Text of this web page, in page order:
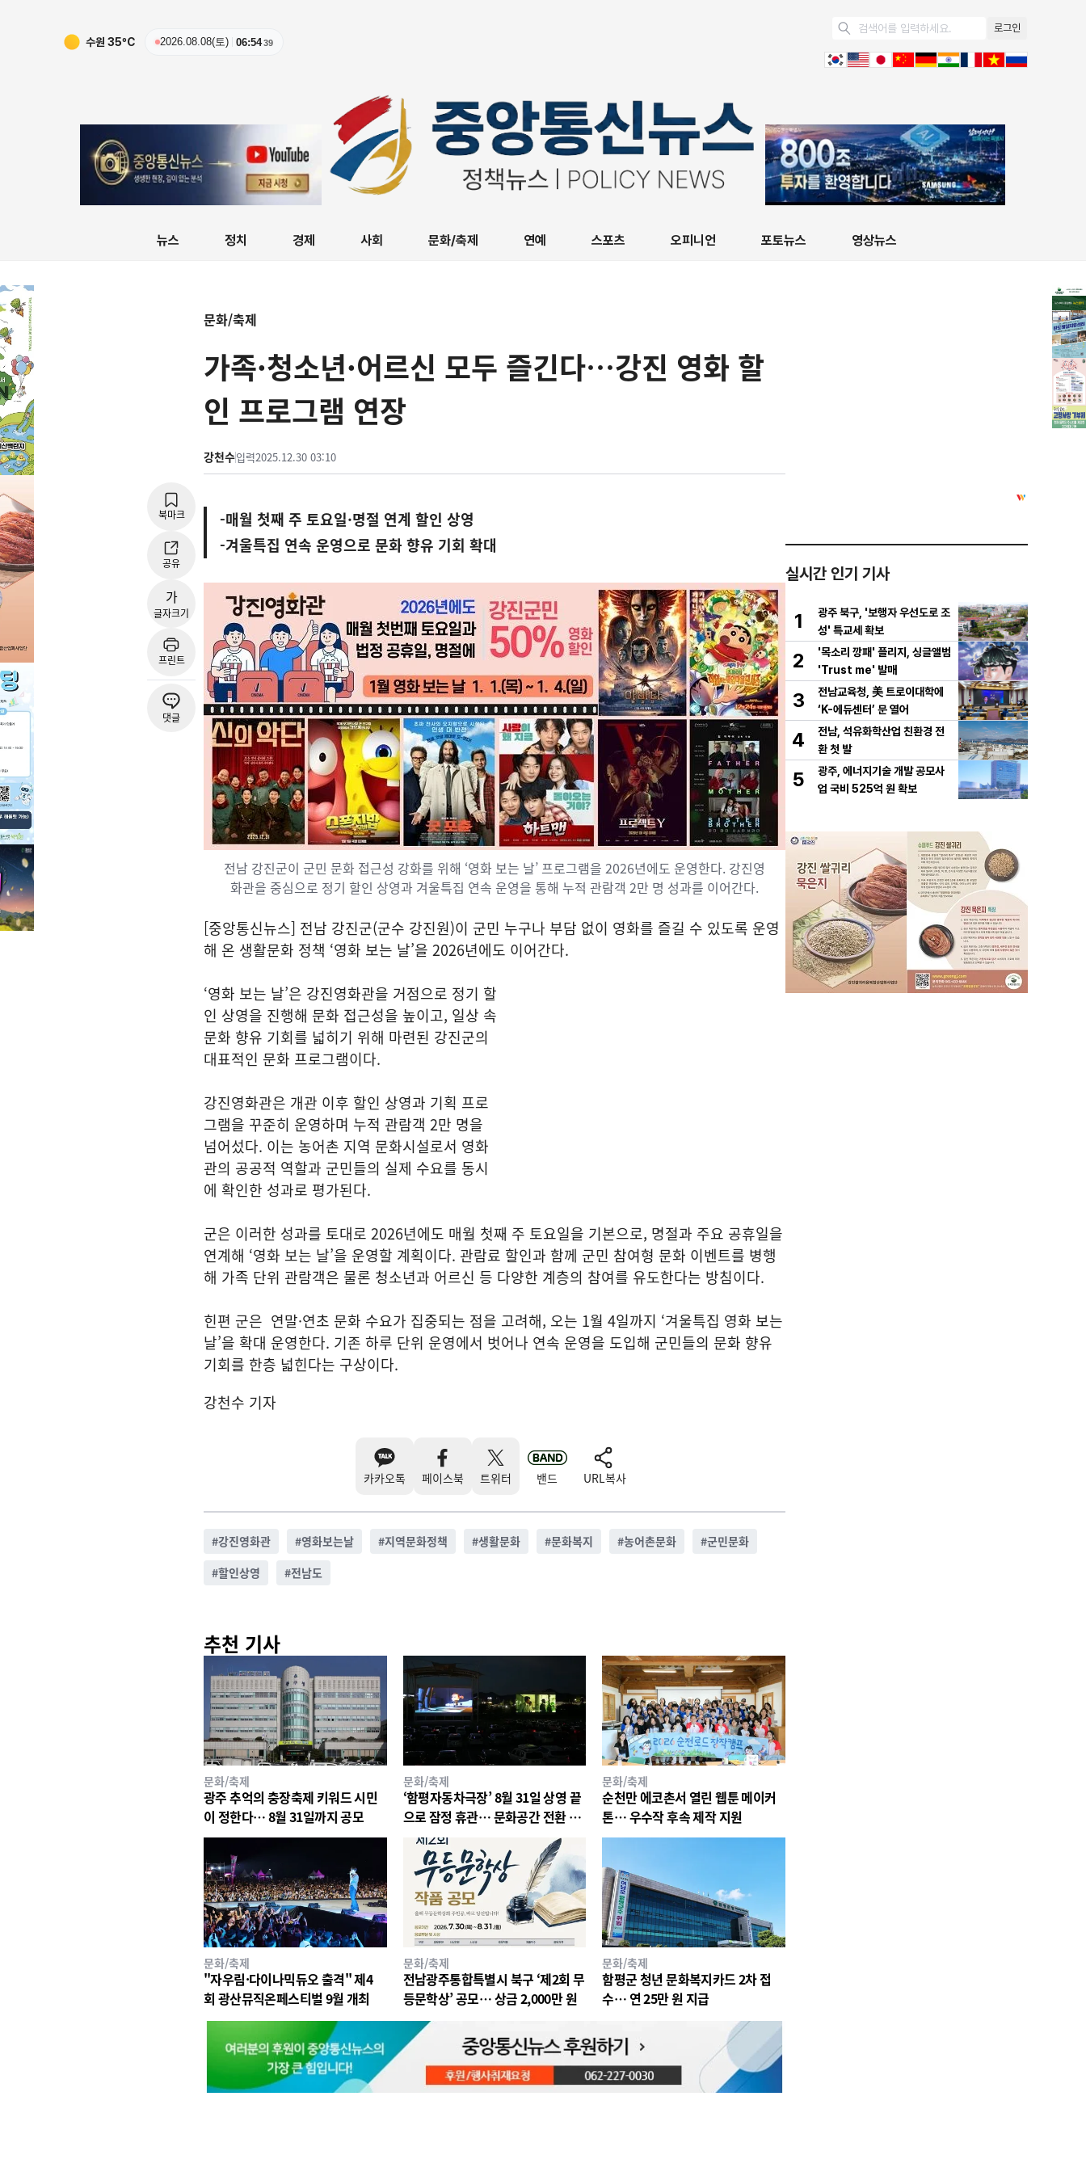
수원 35ºC 2026.08.08(토) 06:5440
로그인
뉴스 정치 경제 사회 문화/축제 연예 스포츠 오피니언 포토뉴스 영상뉴스
문화/축제
가족·청소년·어르신 모두 즐긴다…강진 영화 할
인 프로그램 연장
강천수입력2025.12.30 03:10
북마크
공유
가
글자크기
프린트
댓글
-매월 첫째 주 토요일·명절 연계 할인 상영
-겨울특집 연속 운영으로 문화 향유 기회 확대
전남 강진군이 군민 문화 접근성 강화를 위해 ‘영화 보는 날’ 프로그램을 2026년에도 운영한다. 강진영
화관을 중심으로 정기 할인 상영과 겨울특집 연속 운영을 통해 누적 관람객 2만 명 성과를 이어간다.
[중앙통신뉴스] 전남 강진군(군수 강진원)이 군민 누구나 부담 없이 영화를 즐길 수 있도록 운영
해 온 생활문화 정책 ‘영화 보는 날’을 2026년에도 이어간다.
‘영화 보는 날’은 강진영화관을 거점으로 정기 할
인 상영을 진행해 문화 접근성을 높이고, 일상 속
문화 향유 기회를 넓히기 위해 마련된 강진군의
대표적인 문화 프로그램이다.
강진영화관은 개관 이후 할인 상영과 기획 프로
그램을 꾸준히 운영하며 누적 관람객 2만 명을
넘어섰다. 이는 농어촌 지역 문화시설로서 영화
관의 공공적 역할과 군민들의 실제 수요를 동시
에 확인한 성과로 평가된다.
군은 이러한 성과를 토대로 2026년에도 매월 첫째 주 토요일을 기본으로, 명절과 주요 공휴일을
연계해 ‘영화 보는 날’을 운영할 계획이다. 관람료 할인과 함께 군민 참여형 문화 이벤트를 병행
해 가족 단위 관람객은 물론 청소년과 어르신 등 다양한 계층의 참여를 유도한다는 방침이다.
힌편 군은 연말·연초 문화 수요가 집중되는 점을 고려해, 오는 1월 4일까지 ‘겨울특집 영화 보는
날’을 확대 운영한다. 기존 하루 단위 운영에서 벗어나 연속 운영을 도입해 군민들의 문화 향유
기회를 한층 넓힌다는 구상이다.
강천수 기자
카카오톡 페이스북 트위터 밴드 URL복사
#강진영화관 #영화보는날 #지역문화정책 #생활문화 #문화복지 #농어촌문화 #군민문화
#할인상영 #전남도
추천 기사
문화/축제
광주 추억의 충장축제 키워드 시민
이 정한다… 8월 31일까지 공모
문화/축제
‘함평자동차극장’ 8월 31일 상영 끝
으로 잠정 휴관… 문화공간 전환 추
문화/축제
순천만 에코촌서 열린 웹툰 메이커
톤… 우수작 후속 제작 지원
문화/축제
"자우림·다이나믹듀오 출격" 제4
회 광산뮤직온페스티벌 9월 개최
문화/축제
전남광주통합특별시 북구 ‘제2회 무
등문학상’ 공모… 상금 2,000만 원
문화/축제
함평군 청년 문화복지카드 2차 접
수… 연 25만 원 지급
실시간 인기 기사
1
광주 북구, '보행자 우선도로 조
성' 특교세 확보
2
'목소리 깡패' 플리지, 싱글앨범
'Trust me' 발매
3
전남교육청, 美 트로이대학에
‘K-에듀센터’ 문 열어
4
전남, 석유화학산업 친환경 전
환 첫 발
5
광주, 에너지기술 개발 공모사
업 국비 525억 원 확보